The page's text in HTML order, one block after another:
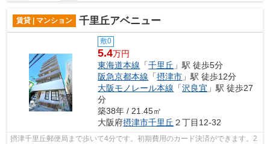
賃貸 | マンション 千里丘アベニュー
敷0
5.4万円
東海道本線 「千里丘 」駅 徒歩5分
阪急京都本線 「摂津市 」駅 徒歩12分
大阪モノレール本線 「沢良宜 」駅 徒歩27
分
築38年 / 21.45㎡
大阪府摂津市千里丘 ２丁目12-32
摂津千里丘郵便局まで歩いて4分です。初期費用のカード決済ができます。2